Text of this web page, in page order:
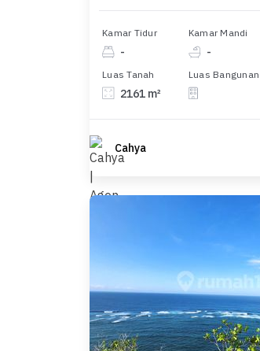
Kamar Tidur
-
Kamar Mandi
-
Luas Tanah
2161 m²
Luas Bangunan
Cahya